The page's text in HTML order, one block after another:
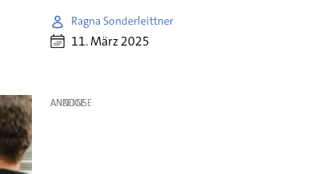
Ragna Sonderleittner
11. März 2025
ANZEIGE